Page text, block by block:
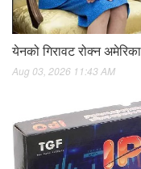
येनको गिरावट रोक्न
Aug 03, 2026 11:43 AM